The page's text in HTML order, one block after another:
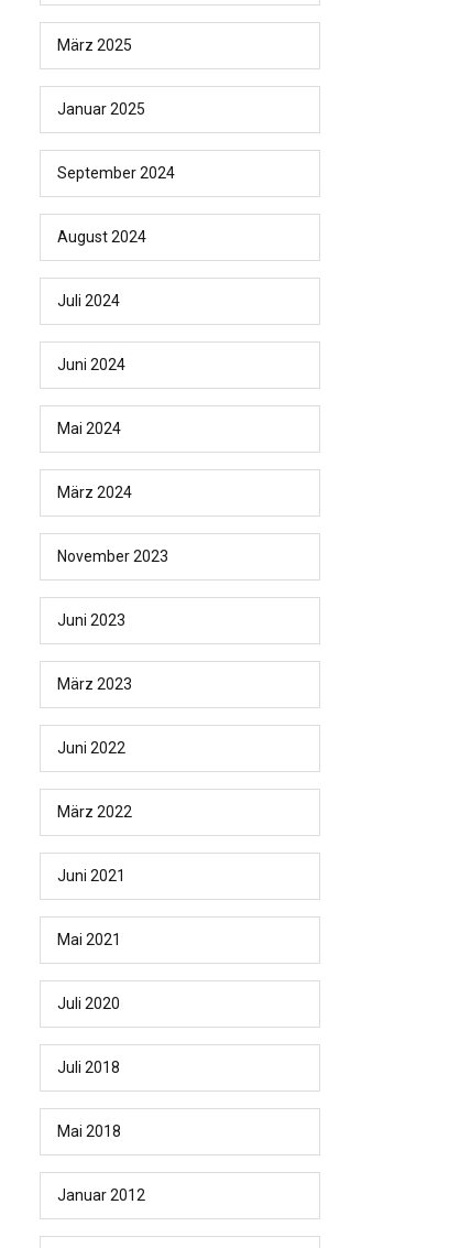
März 2025
Januar 2025
September 2024
August 2024
Juli 2024
Juni 2024
Mai 2024
März 2024
November 2023
Juni 2023
März 2023
Juni 2022
März 2022
Juni 2021
Mai 2021
Juli 2020
Juli 2018
Mai 2018
Januar 2012